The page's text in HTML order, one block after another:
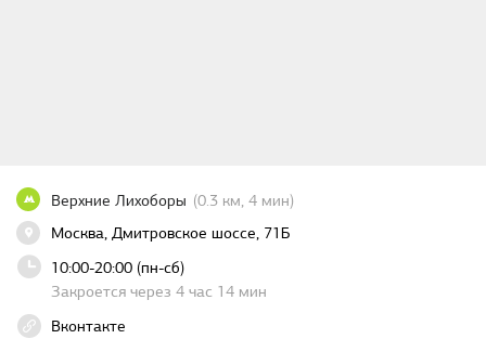
Верхние Лихоборы (0.3 км, 4 мин)
Москва, Дмитровское шоссе, 71Б
10:00-20:00 (пн-сб)
Закроется через 4 час 14 мин
Вконтакте